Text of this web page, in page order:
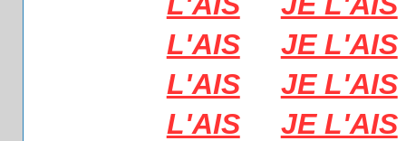
L'AIS
JE L'AIS
L'AIS
JE L'AIS
L'AIS
JE L'AIS